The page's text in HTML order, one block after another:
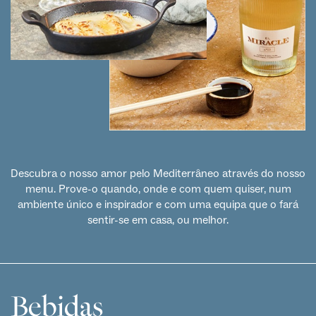
Descubra o nosso amor pelo Mediterrâneo através do nosso
menu. Prove-o quando, onde e com quem quiser, num
ambiente único e inspirador e com uma equipa que o fará
sentir-se em casa, ou melhor.
Bebidas